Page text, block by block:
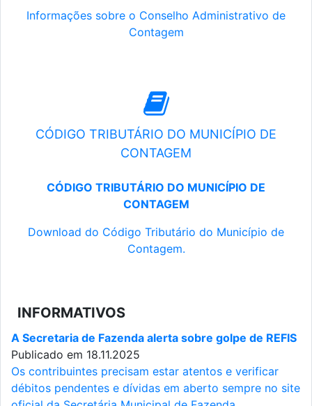
Informações sobre o Conselho Administrativo de
Contagem
CÓDIGO TRIBUTÁRIO DO MUNICÍPIO DE
CONTAGEM
CÓDIGO TRIBUTÁRIO DO MUNICÍPIO DE
CONTAGEM
Download do Código Tributário do Município de
Contagem.
INFORMATIVOS
A Secretaria de Fazenda alerta sobre golpe de REFIS
Publicado em 18.11.2025
Os contribuintes precisam estar atentos e verificar
débitos pendentes e dívidas em aberto sempre no site